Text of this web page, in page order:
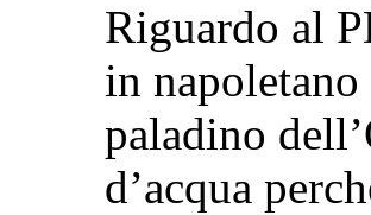
Riguardo al
in napoletano
paladino
d’acqua